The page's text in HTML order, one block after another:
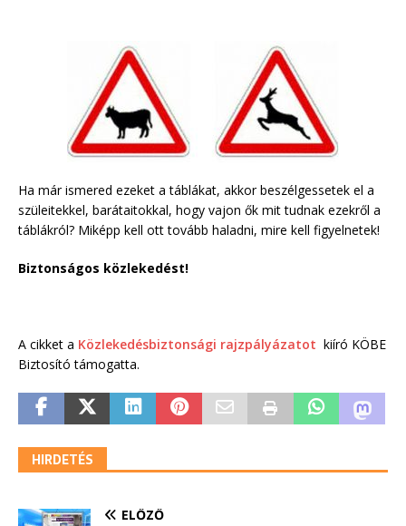
Ha már ismered ezeket a táblákat, akkor beszélgessetek el a
szüleitekkel, barátaitokkal, hogy vajon ők mit tudnak ezekről a
táblákról? Miképp kell ott tovább haladni, mire kell figyelnetek!
Biztonságos közlekedést!
A cikket a Közlekedésbiztonsági rajzpályázatot kiíró KÖBE
Biztosító támogatta.
HIRDETÉS
ELŐZŐ